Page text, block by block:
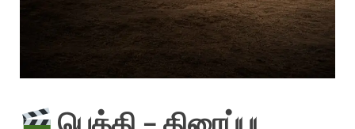
பெத்தி – திரைப்பட